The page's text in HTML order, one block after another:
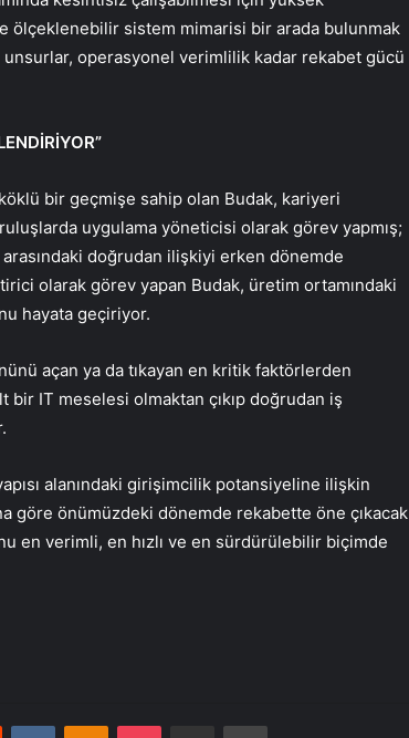
ölçeklenebilir sistem mimarisi bir arada bulunmak
operasyonel verimlilik kadar rekabet gücü
bir geçmişe sahip olan Budak, kariyeri
uygulama yöneticisi olarak görev yapmış;
doğrudan ilişkiyi erken dönemde
olarak görev yapan Budak, üretim ortamındaki
hayata geçiriyor.
açan ya da tıkayan en kritik faktörlerden
bir IT meselesi olmaktan çıkıp doğrudan iş
alanındaki girişimcilik potansiyeline ilişkin
göre önümüzdeki dönemde rekabette öne çıkacak
en verimli, en hızlı ve en sürdürülebilir biçimde
Reddit VKontakteOdnoklassniki
Pocket E-Posta ile paylaş Yazdır